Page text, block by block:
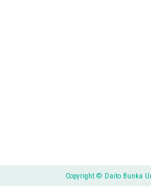
Copyright © Daito Bunka